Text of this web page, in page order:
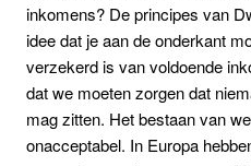
inkomens? De principes van
idee dat je aan de onderkant
verzekerd is van voldoende
dat we moeten zorgen dat
mag zitten. Het bestaan van
onacceptabel. In Europa